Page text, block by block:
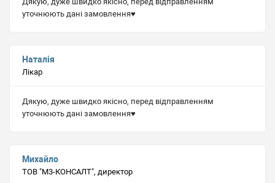
уточнюють дані замовлення♥️
Наталія
Лікар
Дякую, дуже швидко якісно, перед відправленням
уточнюють дані замовлення♥️
Михайло
ТОВ "М3-КОНСАЛТ", директор